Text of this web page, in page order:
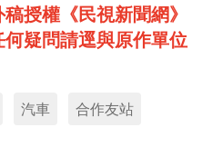
授權《民視新聞網》
疑問請逕與原作單位
汽車 合作友站